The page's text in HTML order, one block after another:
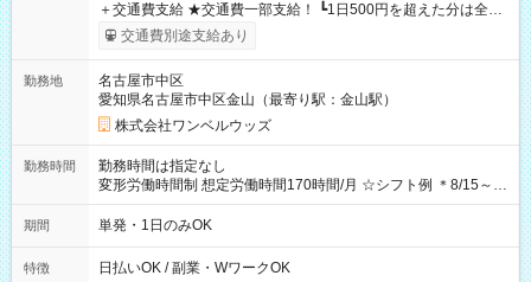
＋交通費支給 ★交通費一部支給！ ┗1日500円を超えた分は全額
支給！ ※往復500円以内の方は自己負担となります ★日払い
OK！（規定あり） ┗働いたその日に現金GET♪ お仕事後はコン
期間なし
交通費別途支給あり
勤務地
名古屋市中区
愛知県名古屋市中区金山（最寄り駅：金山駅）
株式会社ワンベルウッズ
勤務時間
勤務時間は指定なし
変形労働時間制 想定労働時間170時間/月 ☆シフト例 ＊8/15～
10/26 全日共通 08：00～12：00 17：00～21：00 ＊8/31
～9/19のみ下記シフトもあります！ 12：00～16：00 ＊9/6～
00
期間 単発・1日のみOK
特徴 日払いOK / 副業・WワークOK